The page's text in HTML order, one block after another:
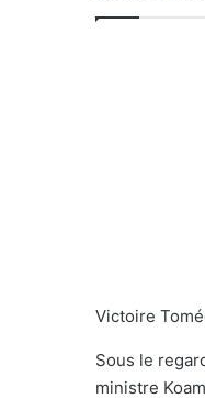
Victoire
Sous le
ministre